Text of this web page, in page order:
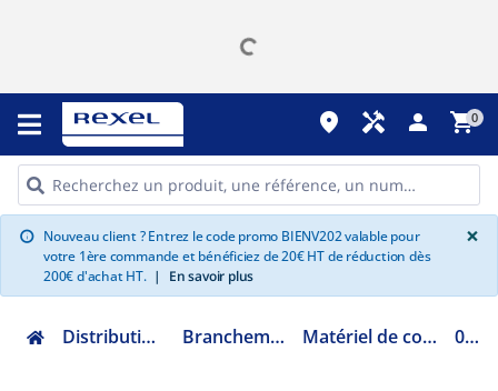
place handyman person shopping_cart0
info Nouveau client ? Entrez le code promo BIENV202 valable pour
votre 1ère commande et bénéficiez de 20€ HT de réduction dès
200€ d'achat HT. | En savoir plus
×
Distribution et gestion de l'énergie Branchement au réseau électrique Matériel de colonne montante et horizontale 0443177